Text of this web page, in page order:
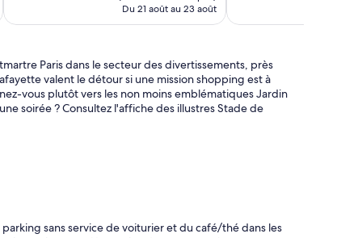
de
315 $ CA
Du 21 août au 23 août
Paris dans le secteur des divertissements, près
valent le détour si une mission shopping est à
vous plutôt vers les non moins emblématiques Jardin
soirée ? Consultez l'affiche des illustres Stade de
sans service de voiturier et du café/thé dans les